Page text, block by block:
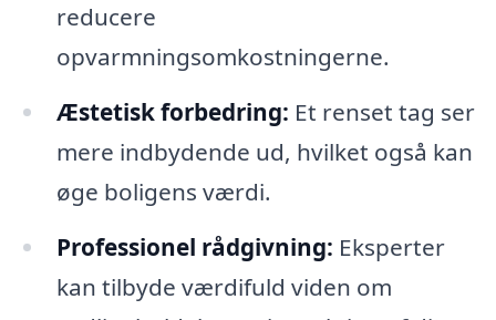
reducere
opvarmningsomkostningerne.
Æstetisk forbedring: Et renset tag ser
mere indbydende ud, hvilket også kan
øge boligens værdi.
Professionel rådgivning: Eksperter
kan tilbyde værdifuld viden om